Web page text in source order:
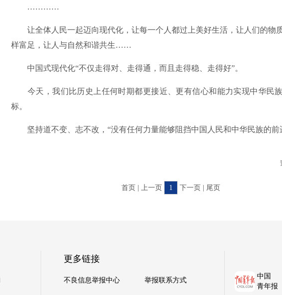
…………
让全体人民一起迈向现代化，让每一个人都过上美好生活，让人们的物
样富足，让人与自然和谐共生……
中国式现代化“不仅走得对、走得通，而且走得稳、走得好”。
今天，我们比历史上任何时期都更接近、更有信心和能力实现中华民族
标。
坚持道不变、志不改，“没有任何力量能够阻挡中国人民和中华民族的前
首页 | 上一页 1 下一页 | 尾页
更多链接
不良信息举报中心 举报联系方式
中国
青年报